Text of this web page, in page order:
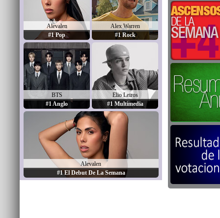
Alevalen
#1 Pop
Alex Warren
#1 Rock
BTS
#1 Anglo
Elio Leiros
#1 Multimedia
Alevalen
#1 El Debut De La Semana